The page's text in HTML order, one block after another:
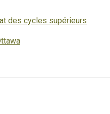
des cycles supérieurs